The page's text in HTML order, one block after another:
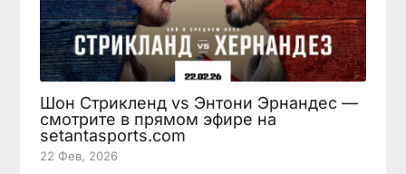
Шон Стрикленд vs Энтони Эрнандес —
смотрите в прямом эфире на
setantasports.com
22 Фев, 2026